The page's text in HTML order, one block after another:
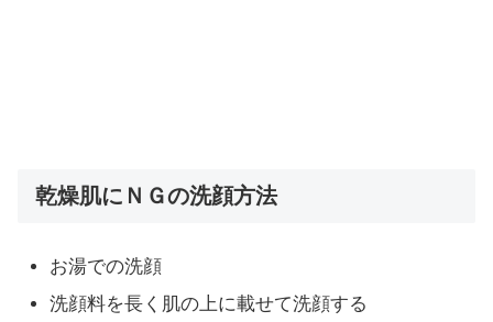
乾燥肌にＮＧの洗顔方法
お湯での洗顔
洗顔料を長く肌の上に載せて洗顔する